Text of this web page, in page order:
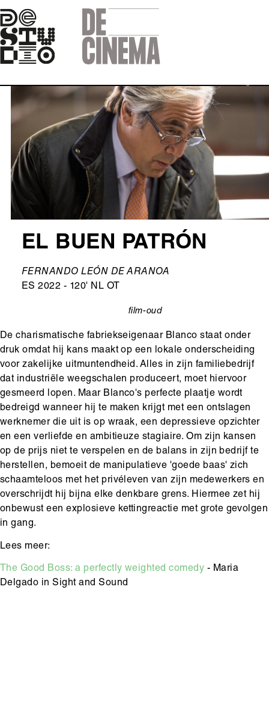
Skip
to
main
navigation
EL BUEN PATRÓN
Ondertitel
FERNANDO LEÓN DE ARANOA
ES 2022 - 120' NL OT
film-oud
De charismatische fabriekseigenaar Blanco staat onder
druk omdat hij kans maakt op een lokale onderscheiding
voor zakelijke uitmuntendheid. Alles in zijn familiebedrijf
dat industriële weegschalen produceert, moet hiervoor
gesmeerd lopen. Maar Blanco's perfecte plaatje wordt
bedreigd wanneer hij te maken krijgt met een ontslagen
werknemer die uit is op wraak, een depressieve opzichter
en een verliefde en ambitieuze stagiaire. Om zijn kansen
op de prijs niet te verspelen en de balans in zijn bedrijf te
herstellen, bemoeit de manipulatieve 'goede baas' zich
schaamteloos met het privéleven van zijn medewerkers en
overschrijdt hij bijna elke denkbare grens. Hiermee zet hij
onbewust een explosieve kettingreactie met grote gevolgen
in gang.
Lees meer:
The Good Boss: a perfectly weighted comedy - Maria
Delgado in Sight and Sound